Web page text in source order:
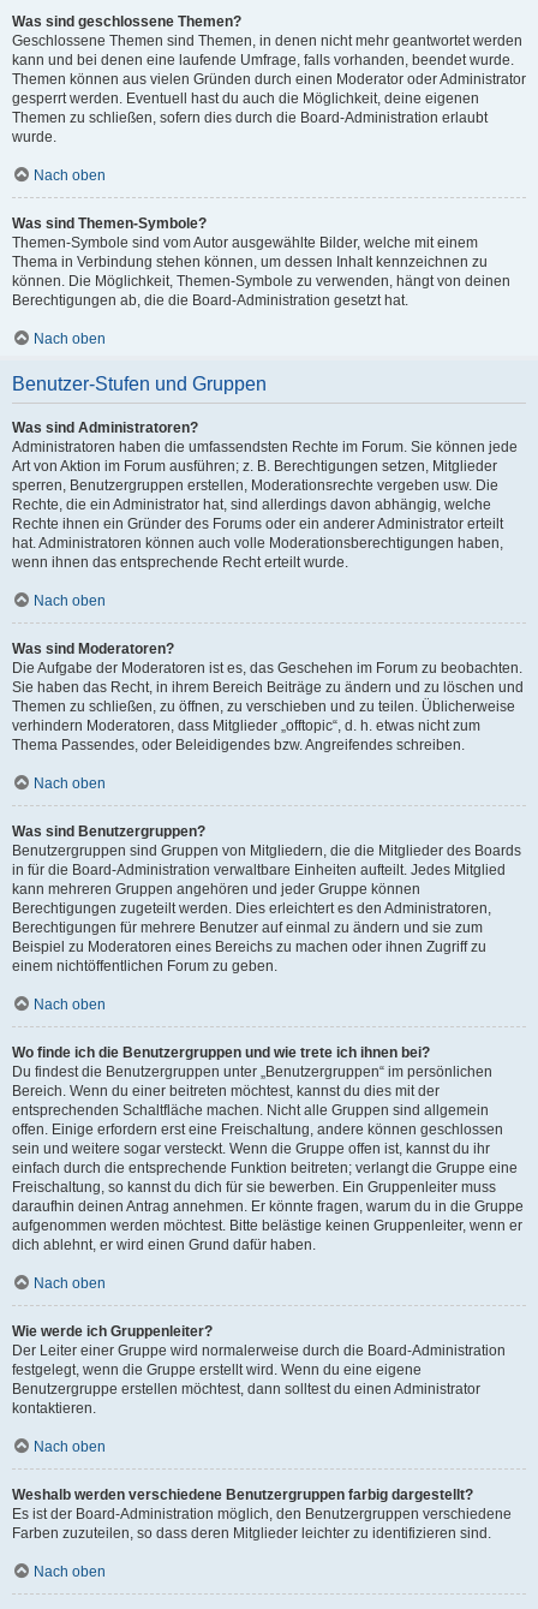
Was sind geschlossene Themen?
Geschlossene Themen sind Themen, in denen nicht mehr geantwortet werden
kann und bei denen eine laufende Umfrage, falls vorhanden, beendet wurde.
Themen können aus vielen Gründen durch einen Moderator oder Administrator
gesperrt werden. Eventuell hast du auch die Möglichkeit, deine eigenen
Themen zu schließen, sofern dies durch die Board-Administration erlaubt
wurde.
Nach oben
Was sind Themen-Symbole?
Themen-Symbole sind vom Autor ausgewählte Bilder, welche mit einem
Thema in Verbindung stehen können, um dessen Inhalt kennzeichnen zu
können. Die Möglichkeit, Themen-Symbole zu verwenden, hängt von deinen
Berechtigungen ab, die die Board-Administration gesetzt hat.
Nach oben
Benutzer-Stufen und Gruppen
Was sind Administratoren?
Administratoren haben die umfassendsten Rechte im Forum. Sie können jede
Art von Aktion im Forum ausführen; z. B. Berechtigungen setzen, Mitglieder
sperren, Benutzergruppen erstellen, Moderationsrechte vergeben usw. Die
Rechte, die ein Administrator hat, sind allerdings davon abhängig, welche
Rechte ihnen ein Gründer des Forums oder ein anderer Administrator erteilt
hat. Administratoren können auch volle Moderationsberechtigungen haben,
wenn ihnen das entsprechende Recht erteilt wurde.
Nach oben
Was sind Moderatoren?
Die Aufgabe der Moderatoren ist es, das Geschehen im Forum zu beobachten.
Sie haben das Recht, in ihrem Bereich Beiträge zu ändern und zu löschen und
Themen zu schließen, zu öffnen, zu verschieben und zu teilen. Üblicherweise
verhindern Moderatoren, dass Mitglieder „offtopic“, d. h. etwas nicht zum
Thema Passendes, oder Beleidigendes bzw. Angreifendes schreiben.
Nach oben
Was sind Benutzergruppen?
Benutzergruppen sind Gruppen von Mitgliedern, die die Mitglieder des Boards
in für die Board-Administration verwaltbare Einheiten aufteilt. Jedes Mitglied
kann mehreren Gruppen angehören und jeder Gruppe können
Berechtigungen zugeteilt werden. Dies erleichtert es den Administratoren,
Berechtigungen für mehrere Benutzer auf einmal zu ändern und sie zum
Beispiel zu Moderatoren eines Bereichs zu machen oder ihnen Zugriff zu
einem nichtöffentlichen Forum zu geben.
Nach oben
Wo finde ich die Benutzergruppen und wie trete ich ihnen bei?
Du findest die Benutzergruppen unter „Benutzergruppen“ im persönlichen
Bereich. Wenn du einer beitreten möchtest, kannst du dies mit der
entsprechenden Schaltfläche machen. Nicht alle Gruppen sind allgemein
offen. Einige erfordern erst eine Freischaltung, andere können geschlossen
sein und weitere sogar versteckt. Wenn die Gruppe offen ist, kannst du ihr
einfach durch die entsprechende Funktion beitreten; verlangt die Gruppe eine
Freischaltung, so kannst du dich für sie bewerben. Ein Gruppenleiter muss
daraufhin deinen Antrag annehmen. Er könnte fragen, warum du in die Gruppe
aufgenommen werden möchtest. Bitte belästige keinen Gruppenleiter, wenn er
dich ablehnt, er wird einen Grund dafür haben.
Nach oben
Wie werde ich Gruppenleiter?
Der Leiter einer Gruppe wird normalerweise durch die Board-Administration
festgelegt, wenn die Gruppe erstellt wird. Wenn du eine eigene
Benutzergruppe erstellen möchtest, dann solltest du einen Administrator
kontaktieren.
Nach oben
Weshalb werden verschiedene Benutzergruppen farbig dargestellt?
Es ist der Board-Administration möglich, den Benutzergruppen verschiedene
Farben zuzuteilen, so dass deren Mitglieder leichter zu identifizieren sind.
Nach oben